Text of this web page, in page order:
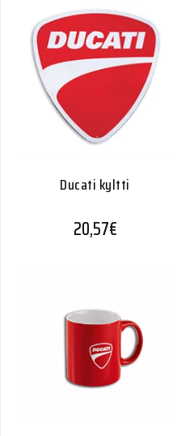
Ducati kyltti
20,57€